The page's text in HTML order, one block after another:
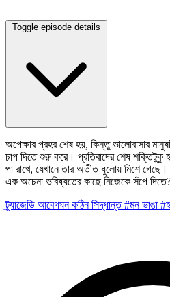
Toggle episode details
অপেক্ষার প্রহর শেষ হয়, কিন্তু ভালোবাসার
চাপ দিতে শুরু করে। প্রতিবাদের শেষ শক্তিটুকু
পা রাখে, যেখানে তার অতীত ধুলোয় মিশে
এক অচেনা ভবিষ্যতের কাছে নিজেকে সঁপে
ট্র্যাজেডি আবেগঘনকঠিন সিদ্ধান্ত#মন ভাঙা